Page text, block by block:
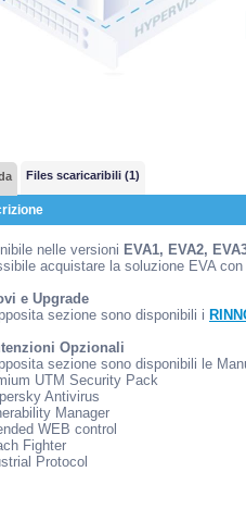
Files scaricaribili (1)
nelle versioni EVA1, EVA2,
acquistare la soluzione EVA
e Upgrade
sezione sono disponibili i
Opzionali
sezione sono disponibili le
UTM Security Pack
Antivirus
Manager
WEB control
Fighter
Protocol